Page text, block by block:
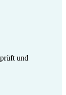
und